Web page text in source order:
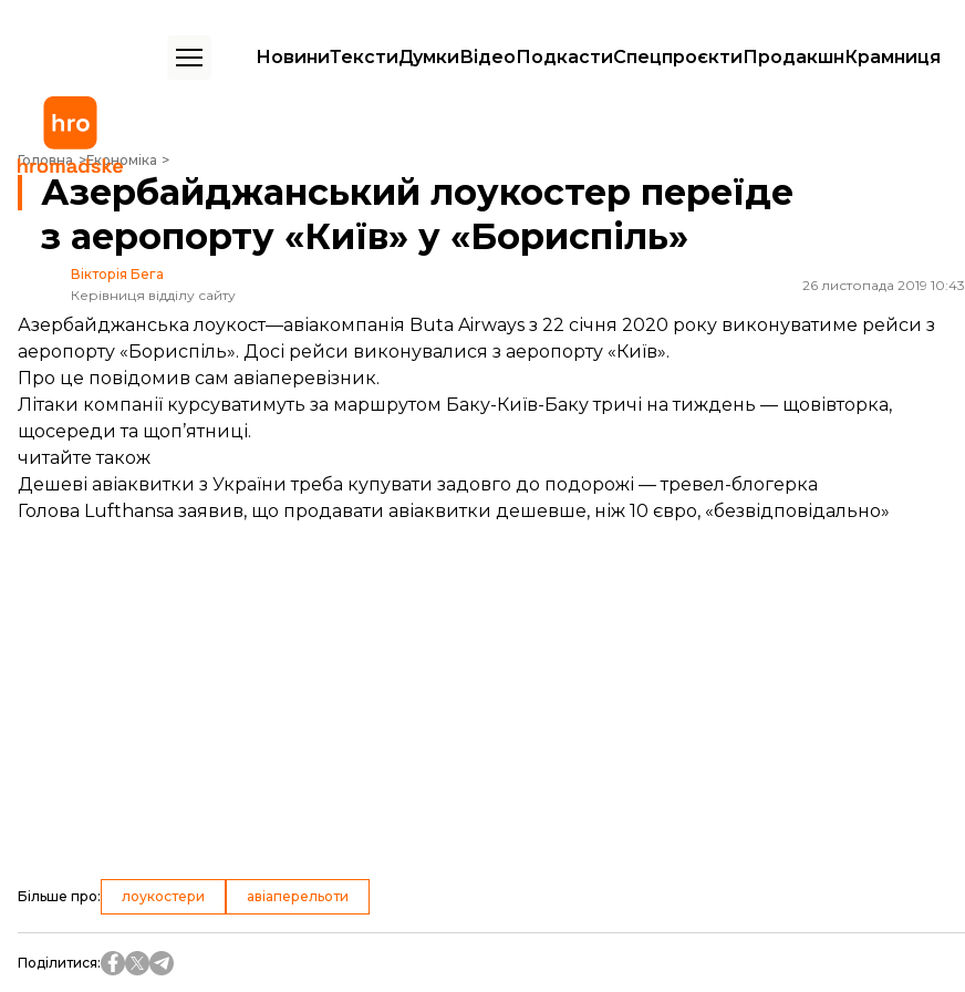
НовиниТекстиДумкиВідеоПодкастиСпецпроєктиПродакшнКрамниця
Головна Економіка
Азербайджанський лоукостер переїде з аеропорту «Київ» у «Бориспіль»
Азербайджанський лоукостер переїде
з аеропорту «Київ» у «Бориспіль»
Вікторія Бега
Керівниця відділу сайту
26 листопада 2019 10:43
Азербайджанська лоукост—авіакомпанія Buta Airways з 22 січня 2020 року виконуватиме рейси з
аеропорту «Бориспіль». Досі рейси виконувалися з аеропорту «Київ».
Про це повідомив сам авіаперевізник.
Літаки компанії курсуватимуть за маршрутом Баку-Київ-Баку тричі на тиждень — щовівторка,
щосереди та щоп’ятниці.
читайте також
Дешеві авіаквитки з України треба купувати задовго до подорожі — тревел-блогерка
Голова Lufthansa заявив, що продавати авіаквитки дешевше, ніж 10 євро, «безвідповідально»
Більше про: лоукостери авіаперельоти
Поділитися: